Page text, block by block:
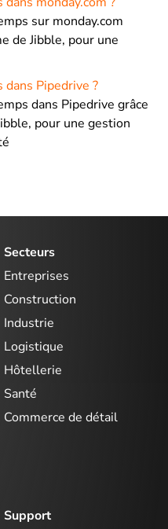
sur monday.com
de Jibble, pour une
Pipedrive ?
dans Pipedrive grâce
pour une gestion
Secteurs
Entreprises
Construction
Industrie
Logistique
Hôtellerie
Santé
Commerce de détail
Support